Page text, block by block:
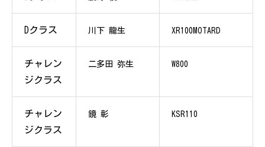
Dクラス 川下 龍生 XR100MOTARD
チャレン
ジクラス
二多田 弥生 W800
チャレン
ジクラス
鏡 彰 KSR110